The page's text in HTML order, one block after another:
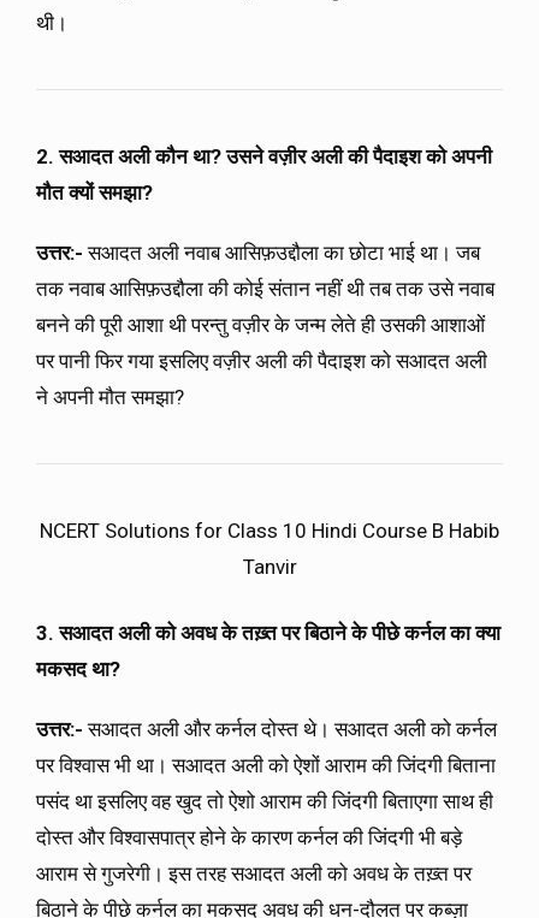
थी।
2. सआदत अली कौन था? उसने वज़ीर अली की पैदाइश को अपनी
मौत क्यों समझा?
उत्तर:-सआदत अली नवाब आसिफ़उद्दौला का छोटा भाई था। जब
तक नवाब आसिफ़उद्दौला की कोई संतान नहीं थी तब तक उसे नवाब
बनने की पूरी आशा थी परन्तु वज़ीर के जन्म लेते ही उसकी आशाओं
पर पानी फिर गया इसलिए वज़ीर अली की पैदाइश को सआदत अली
ने अपनी मौत समझा?
NCERT Solutions for Class 10 Hindi Course B Habib
Tanvir
3. सआदत अली को अवध के तख़्त पर बिठाने के पीछे कर्नल का क्या
मकसद था?
उत्तर:-सआदत अली और कर्नल दोस्त थे। सआदत अली को कर्नल
पर विश्वास भी था। सआदत अली को ऐशों आराम की जिंदगी बिताना
पसंद था इसलिए वह खुद तो ऐशो आराम की जिंदगी बिताएगा साथ ही
दोस्त और विश्वासपात्र होने के कारण कर्नल की जिंदगी भी बड़े
आराम से गुजरेगी। इस तरह सआदत अली को अवध के तख़्त पर
बिठाने के पीछे कर्नल का मकसद अवध की धन-दौलत पर कब्ज़ा